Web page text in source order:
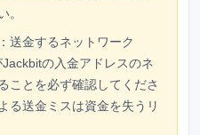
。
：送金するネットワーク
Jackbitの入金アドレスのネ
ことを必ず確認してくださ
る送金ミスは資金を失うリ